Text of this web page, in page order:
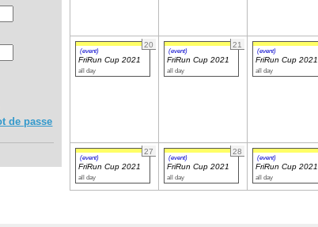
de passe
20
(event)
FriRun Cup 2021
all day
21
(event)
FriRun Cup 2021
all day
(event)
FriRun Cup 2021
all day
27
(event)
FriRun Cup 2021
all day
28
(event)
FriRun Cup 2021
all day
(event)
FriRun Cup 2021
all day